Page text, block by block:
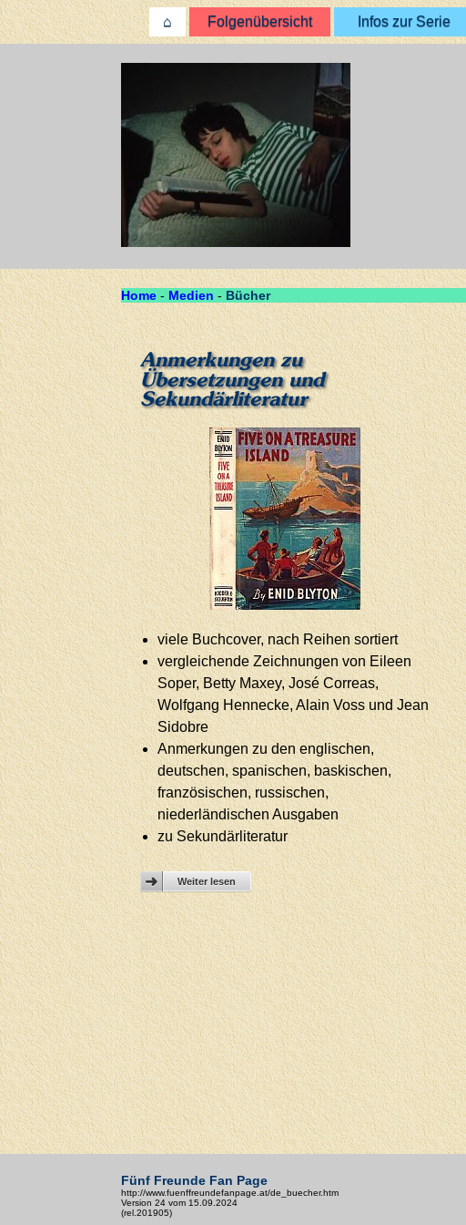
⌂ Folgenübersicht Infos zur Serie
Home - Medien - Bücher
Anmerkungen zu
Übersetzungen und
Sekundärliteratur
viele Buchcover, nach Reihen sortiert
vergleichende Zeichnungen von Eileen
Soper, Betty Maxey, José Correas,
Wolfgang Hennecke, Alain Voss und Jean
Sidobre
Anmerkungen zu den englischen,
deutschen, spanischen, baskischen,
französischen, russischen,
niederländischen Ausgaben
zu Sekundärliteratur
Weiter lesen
Fünf Freunde Fan Page
http://www.fuenffreundefanpage.at/de_buecher.htm
Version 24 vom 15.09.2024
(rel.201905)